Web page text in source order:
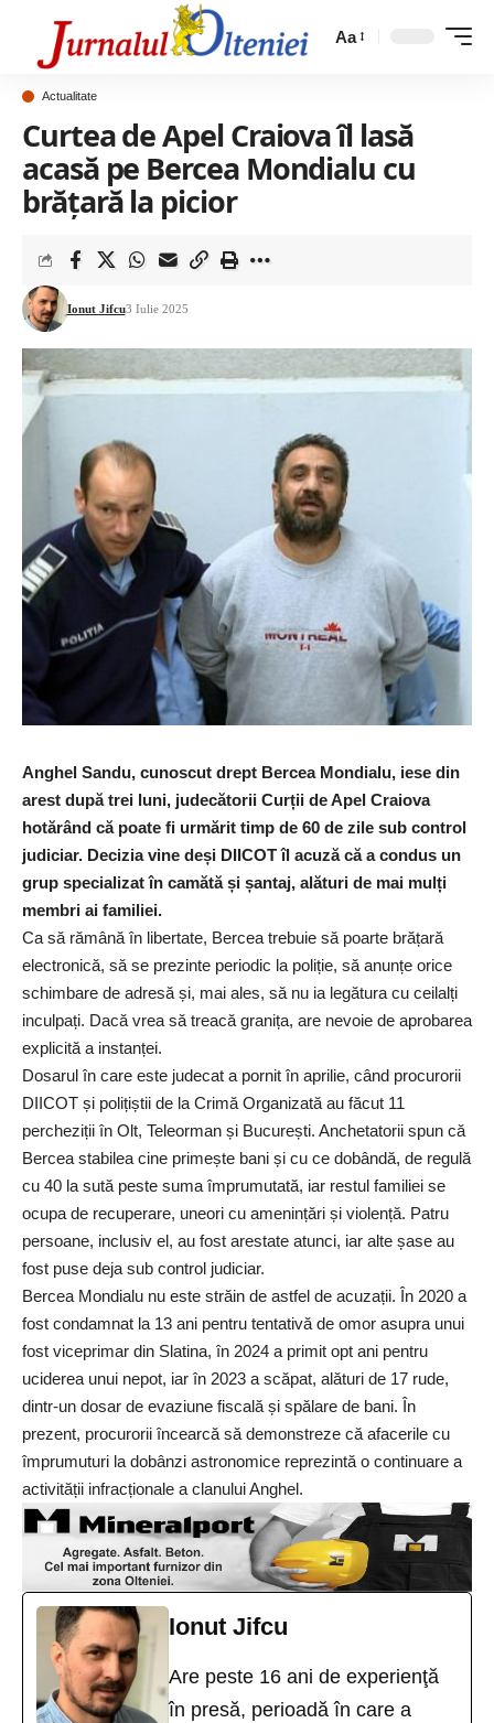
Aa
Actualitate
Curtea de Apel Craiova îl lasă
acasă pe Bercea Mondialu cu
brățară la picior
Ionut Jifcu3 Iulie 2025
Anghel Sandu, cunoscut drept Bercea Mondialu, iese din
arest după trei luni, judecătorii Curții de Apel Craiova
hotărând că poate fi urmărit timp de 60 de zile sub control
judiciar. Decizia vine deși DIICOT îl acuză că a condus un
grup specializat în camătă și șantaj, alături de mai mulți
membri ai familiei.
Ca să rămână în libertate, Bercea trebuie să poarte brățară
electronică, să se prezinte periodic la poliție, să anunțe orice
schimbare de adresă și, mai ales, să nu ia legătura cu ceilalți
inculpați. Dacă vrea să treacă granița, are nevoie de aprobarea
explicită a instanței.
Dosarul în care este judecat a pornit în aprilie, când procurorii
DIICOT și polițiștii de la Crimă Organizată au făcut 11
percheziții în Olt, Teleorman și București. Anchetatorii spun că
Bercea stabilea cine primește bani și cu ce dobândă, de regulă
cu 40 la sută peste suma împrumutată, iar restul familiei se
ocupa de recuperare, uneori cu amenințări și violență. Patru
persoane, inclusiv el, au fost arestate atunci, iar alte șase au
fost puse deja sub control judiciar.
Bercea Mondialu nu este străin de astfel de acuzații. În 2020 a
fost condamnat la 13 ani pentru tentativă de omor asupra unui
fost viceprimar din Slatina, în 2024 a primit opt ani pentru
uciderea unui nepot, iar în 2023 a scăpat, alături de 17 rude,
dintr-un dosar de evaziune fiscală și spălare de bani. În
prezent, procurorii încearcă să demonstreze că afacerile cu
împrumuturi la dobânzi astronomice reprezintă o continuare a
activității infracționale a clanului Anghel.
Ionut Jifcu
Are peste 16 ani de experienţă
în presă, perioadă în care a